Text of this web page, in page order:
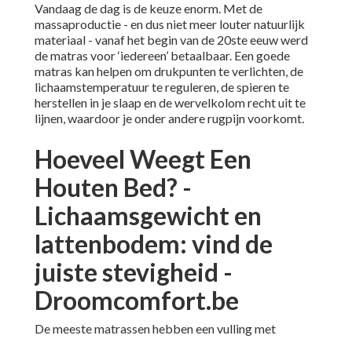
Vandaag de dag is de keuze enorm. Met de
massaproductie - en dus niet meer louter natuurlijk
materiaal - vanaf het begin van de 20ste eeuw werd
de matras voor ‘iedereen’ betaalbaar. Een goede
matras kan helpen om drukpunten te verlichten, de
lichaamstemperatuur te reguleren, de spieren te
herstellen in je slaap en de wervelkolom recht uit te
lijnen, waardoor je onder andere rugpijn voorkomt.
Hoeveel Weegt Een
Houten Bed? -
Lichaamsgewicht en
lattenbodem: vind de
juiste stevigheid -
Droomcomfort.be
De meeste matrassen hebben een vulling met